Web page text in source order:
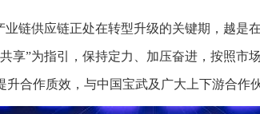
业链供应链正处在转型升级的关键期，越是
享”为指引，保持定力、加压奋进，按照市
合作质效，与中国宝武及广大上下游合作